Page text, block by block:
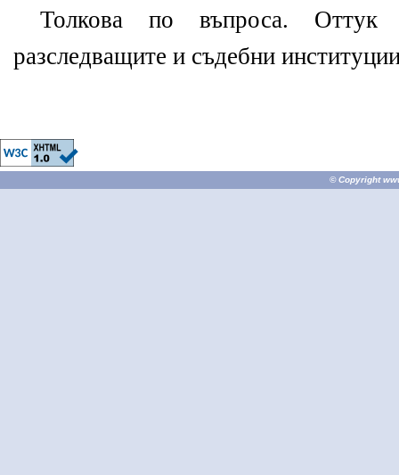
Толкова по въпроса. Оттук
разследващите и съдебни
© Copyright